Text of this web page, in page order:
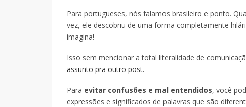
Para portugueses, nós falamos brasileiro e ponto.
vez, ele descobriu de uma forma completamente
imagina!
Isso sem mencionar a total literalidade de
assunto pra outro post.
Para evitar confusões e mal entendidos, você
expressões e significados de palavras que são